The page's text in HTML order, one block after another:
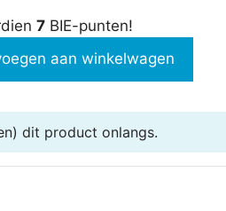
7BIE-punten!
aan winkelwagen
dit product onlangs.